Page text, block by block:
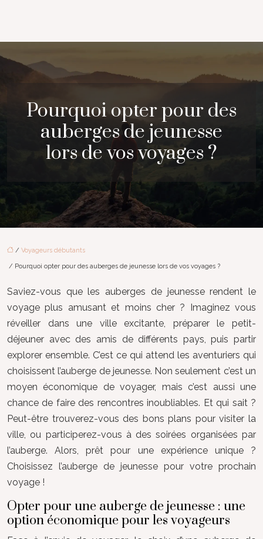
Pourquoi opter pour des
auberges de jeunesse
lors de vos voyages ?
/ Voyageurs débutants
/ Pourquoi opter pour des auberges de jeunesse lors de vos voyages ?
Saviez-vous que les auberges de jeunesse rendent le
voyage plus amusant et moins cher ? Imaginez vous
réveiller dans une ville excitante, préparer le petit-
déjeuner avec des amis de différents pays, puis partir
explorer ensemble. C’est ce qui attend les aventuriers qui
choisissent l’auberge de jeunesse. Non seulement c’est un
moyen économique de voyager, mais c’est aussi une
chance de faire des rencontres inoubliables. Et qui sait ?
Peut-être trouverez-vous des bons plans pour visiter la
ville, ou participerez-vous à des soirées organisées par
l’auberge. Alors, prêt pour une expérience unique ?
Choisissez l’auberge de jeunesse pour votre prochain
voyage !
Opter pour une auberge de jeunesse : une
option économique pour les voyageurs